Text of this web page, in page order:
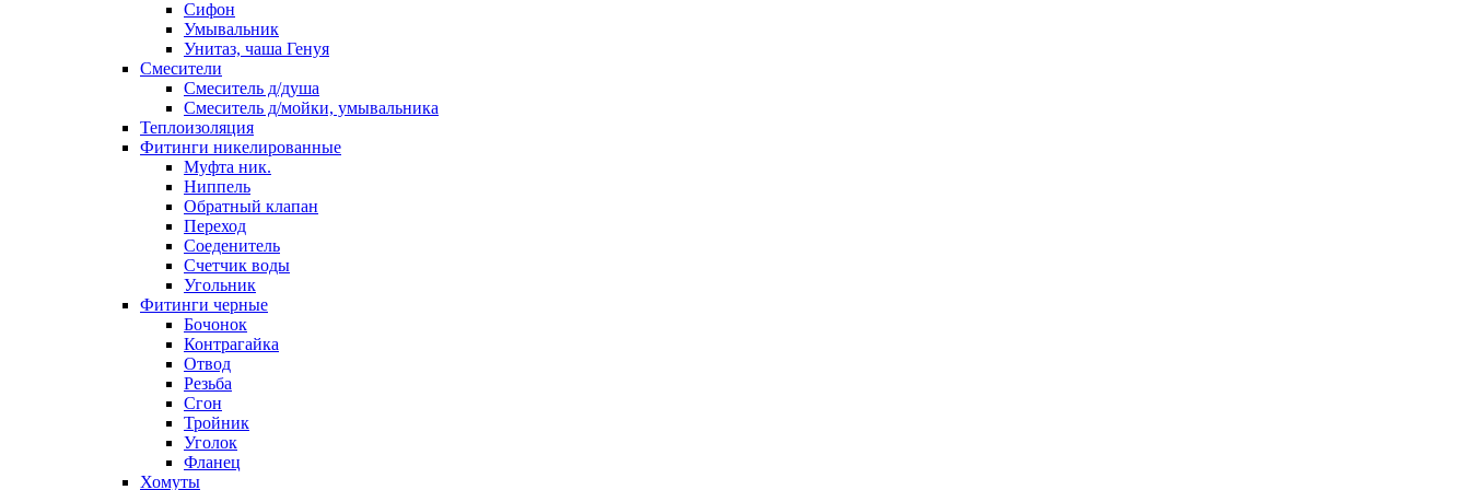
Сифон
Умывальник
Унитаз, чаша Генуя
Смесители
Смеситель д/душа
Смеситель д/мойки, умывальника
Теплоизоляция
Фитинги никелированные
Муфта ник.
Ниппель
Обратный клапан
Переход
Соеденитель
Счетчик воды
Угольник
Фитинги черные
Бочонок
Контрагайка
Отвод
Резьба
Сгон
Тройник
Уголок
Фланец
Хомуты